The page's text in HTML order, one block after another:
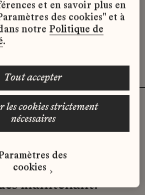
qu’il n’y ait pas
disponibles pour le
pas trouvé d'offre
à votre profil ?
votre candidature
maintenant.
et en savoir plus en
des cookies" et à
notre Politique de
.
nécessaires
tout accepter
des
cookies